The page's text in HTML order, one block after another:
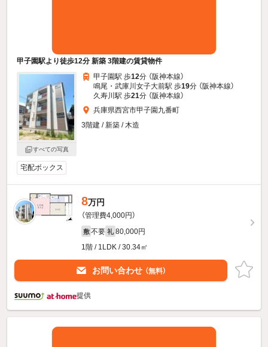
甲子園駅より徒歩12分 新築 3階建の賃貸物件
すべての写真
甲子園駅 歩12分 （阪神本線）
鳴尾・武庫川女子大前駅 歩19分 （阪神本線）
久寿川駅 歩21分 （阪神本線）
兵庫県西宮市甲子園九番町
3階建 / 新築 / 木造
宅配ボックス
8万円
（管理費4,000円）
敷 不要 礼 80,000円
1階 / 1LDK / 30.34㎡
お問い合わせ （無料）
提供